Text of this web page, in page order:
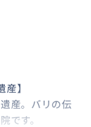
】
産。バリの伝
です。